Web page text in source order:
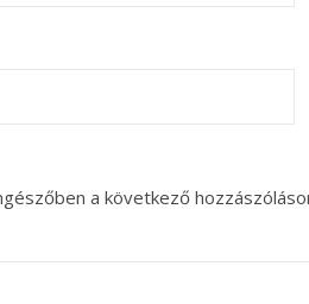
a következő